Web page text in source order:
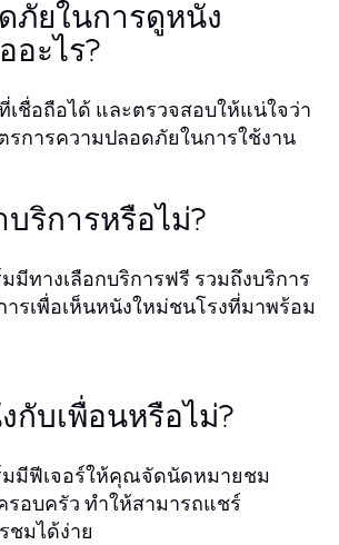
ภัยในการดูหนัง
อะไร?
ชื่อถือได้ และตรวจสอบให้แน่ใจว่า
รการความปลอดภัยในการใช้งาน
บริการหรือไม่?
ทางเลือกบริการฟรี รวมถึงบริการ
รเพื่อเห็นหนังใหม่ชนโรงที่มาพร้อม
กับเพื่อนหรือไม่?
มีฟีเจอร์ให้คุณจัดนัดหมายชม
อบครัว ทำให้สามารถแชร์
ชมได้ง่าย